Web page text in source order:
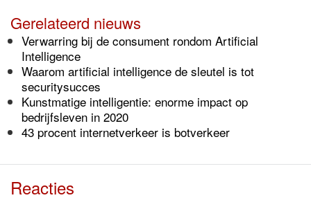
Gerelateerd nieuws
Verwarring bij de consument rondom Artificial
Intelligence
Waarom artificial intelligence de sleutel is tot
securitysucces
Kunstmatige intelligentie: enorme impact op
bedrijfsleven in 2020
43 procent internetverkeer is botverkeer
Reacties